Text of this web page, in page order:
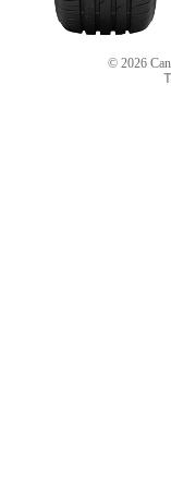
© 2026
Información
Aviso legal